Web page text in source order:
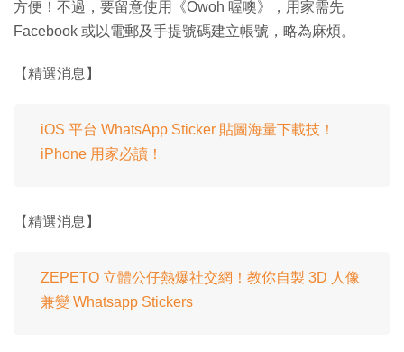
方便！不過，要留意使用《Owoh 喔噢》，用家需先
Facebook 或以電郵及手提號碼建立帳號，略為麻煩。
【精選消息】
iOS 平台 WhatsApp Sticker 貼圖海量下載技！
iPhone 用家必讀！
【精選消息】
ZEPETO 立體公仔熱爆社交網！教你自製 3D 人像
兼變 Whatsapp Stickers